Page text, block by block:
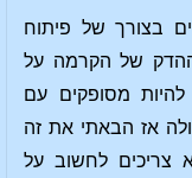
בצורך של פיתוח
של הקרמה על
מסופקים עם
אז הבאתי את זה
צריכים לחשוב על